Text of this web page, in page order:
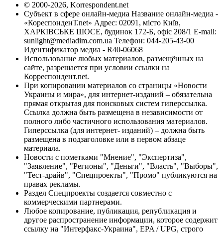
© 2000-2026, Korrespondent.net
Субъект в сфере онлайн-медиа Название онлайн-медиа -
«КореспонденТ.net» Адрес: 02091, місто Київ,
ХАРКІВСЬКЕ ШОСЕ, будинок 172-Б, офіс 208/1 E-mail:
sunlight@mediadim.com.ua Телефон: 044-205-43-00
Идентификатор медиа - R40-06068
Использование любых материалов, размещённых на
сайте, разрешается при условии ссылки на
Корреспондент.net.
При копировании материалов со страницы «Новости
Украины и мира», для интернет-изданий – обязательна
прямая открытая для поисковых систем гиперссылка.
Ссылка должна быть размещена в независимости от
полного либо частичного использования материалов.
Гиперссылка (для интернет- изданий) – должна быть
размещена в подзаголовке или в первом абзаце
материала.
Новости с пометками "Мнение", "Экспертиза",
"Заявление", "Регионы", "Деньги", "Власть", "Выборы",
"Тест-драйв", "Спецпроекты", "Промо" публикуются на
правах рекламы.
Раздел Спецпроекты создается совместно с
коммерческими партнерами.
Любое копирование, публикация, републикация и
другое распространение информации, которое содержит
ссылку на "Интерфакс-Украина", EPA / UPG, строго